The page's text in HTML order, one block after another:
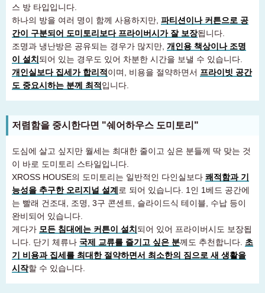
스 방 타입입니다.
하나의 방을 여러 명이 함께 사용하지만, 파티션이나 커튼으로 공
간이 구분되어 도미토리보다 프라이버시가 잘 보장됩니다.
조명과 냉난방은 공유되는 경우가 많지만, 개인용 책상이나 조명
이 설치 되어 있는 경우도 있어 차분한 시간을 보낼 수 있습니다.
개인실보다 집세가 합리적 이며, 비용을 절약하면서 프라이빗 공간
도 중요시하는 분께 최적 입니다.
저렴함을 중시한다면 "쉐어하우스 도미토리"
도심에 살고 싶지만 월세는 최대한 줄이고 싶은 분들께 딱 맞는 것
이 바로 도미토리 스타일입니다.
XROSS HOUSE의 도미토리는 일반적인 다인실보다 쾌적함과 기
능성을 추구한 오리지널 설계 로 되어 있습니다. 1인 1베드 공간에
는 빨래 건조대, 조명, 3구 콘센트, 슬라이드식 테이블, 수납 등이
완비되어 있습니다.
게다가 모든 침대에는 커튼이 설치 되어 있어 프라이버시도 보장됩
니다. 단기 체류나 국제 교류를 즐기고 싶은 분께도 추천합니다. 초
기 비용과 집세를 최대한 절약하면서 최소한의 짐으로 새 생활을
시작할 수 있습니다.